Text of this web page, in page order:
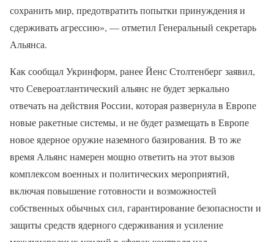
сохранить мир, предотвратить попытки принуждения и
сдерживать агрессию», — отметил Генеральный секретарь
Альянса.
Как сообщал Укринформ, ранее Йенс Столтенберг заявил,
что Североатлантический альянс не будет зеркально
отвечать на действия России, которая развернула в Европе
новые ракетные системы, и не будет размещать в Европе
новое ядерное оружие наземного базирования. В то же
время Альянс намерен мощно ответить на этот вызов
комплексом военных и политических мероприятий,
включая повышение готовности и возможностей
собственных обычных сил, гарантирование безопасности и
защиты средств ядерного сдерживания и усиление